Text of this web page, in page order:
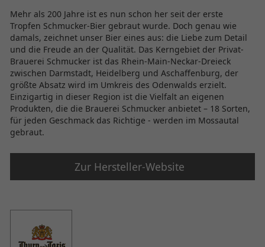
Mehr als 200 Jahre ist es nun schon her seit der erste
Tropfen Schmucker-Bier gebraut wurde. Doch genau wie
damals, zeichnet unser Bier eines aus: die Liebe zum Detail
und die Freude an der Qualität. Das Kerngebiet der Privat-
Brauerei Schmucker ist das Rhein-Main-Neckar-Dreieck
zwischen Darmstadt, Heidelberg und Aschaffenburg, der
größte Absatz wird im Umkreis des Odenwalds erzielt.
Einzigartig in dieser Region ist die Vielfalt an eigenen
Produkten, die die Brauerei Schmucker anbietet – 18 Sorten,
für jeden Geschmack das Richtige - werden im Mossautal
gebraut.
Zur Hersteller-Website